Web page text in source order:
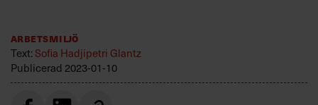
efter:
Arbetsmiljö
Text:Sofia Hadjipetri Glantz
Publicerad 2023-01-10